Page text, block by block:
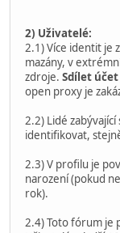
2) Uživatelé:
2.1) Více identit je
mazány, v
zdroje. Sdílet
open proxy je
2.2) Lidé zabývající
identifikovat,
2.3) V profilu je
narození (pokud
rok).
2.4) Toto fórum je